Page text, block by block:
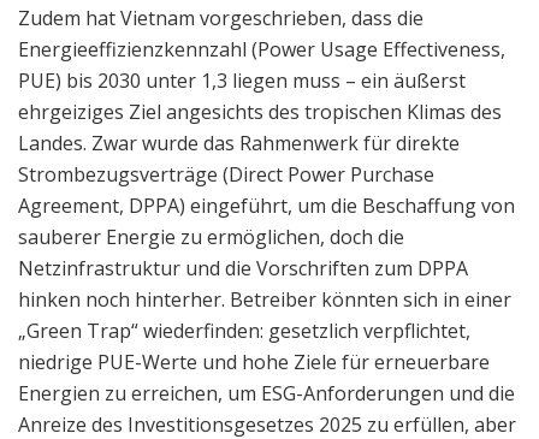
Zudem hat Vietnam vorgeschrieben, dass die
Energieeffizienzkennzahl (Power Usage Effectiveness,
PUE) bis 2030 unter 1,3 liegen muss – ein äußerst
ehrgeiziges Ziel angesichts des tropischen Klimas des
Landes. Zwar wurde das Rahmenwerk für direkte
Strombezugsverträge (Direct Power Purchase
Agreement, DPPA) eingeführt, um die Beschaffung von
sauberer Energie zu ermöglichen, doch die
Netzinfrastruktur und die Vorschriften zum DPPA
hinken noch hinterher. Betreiber könnten sich in einer
„Green Trap“ wiederfinden: gesetzlich verpflichtet,
niedrige PUE-Werte und hohe Ziele für erneuerbare
Energien zu erreichen, um ESG-Anforderungen und die
Anreize des Investitionsgesetzes 2025 zu erfüllen, aber